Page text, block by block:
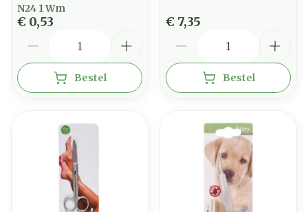
N24 1 Wm
€ 0,53
Bestel
€ 7,35
Bestel